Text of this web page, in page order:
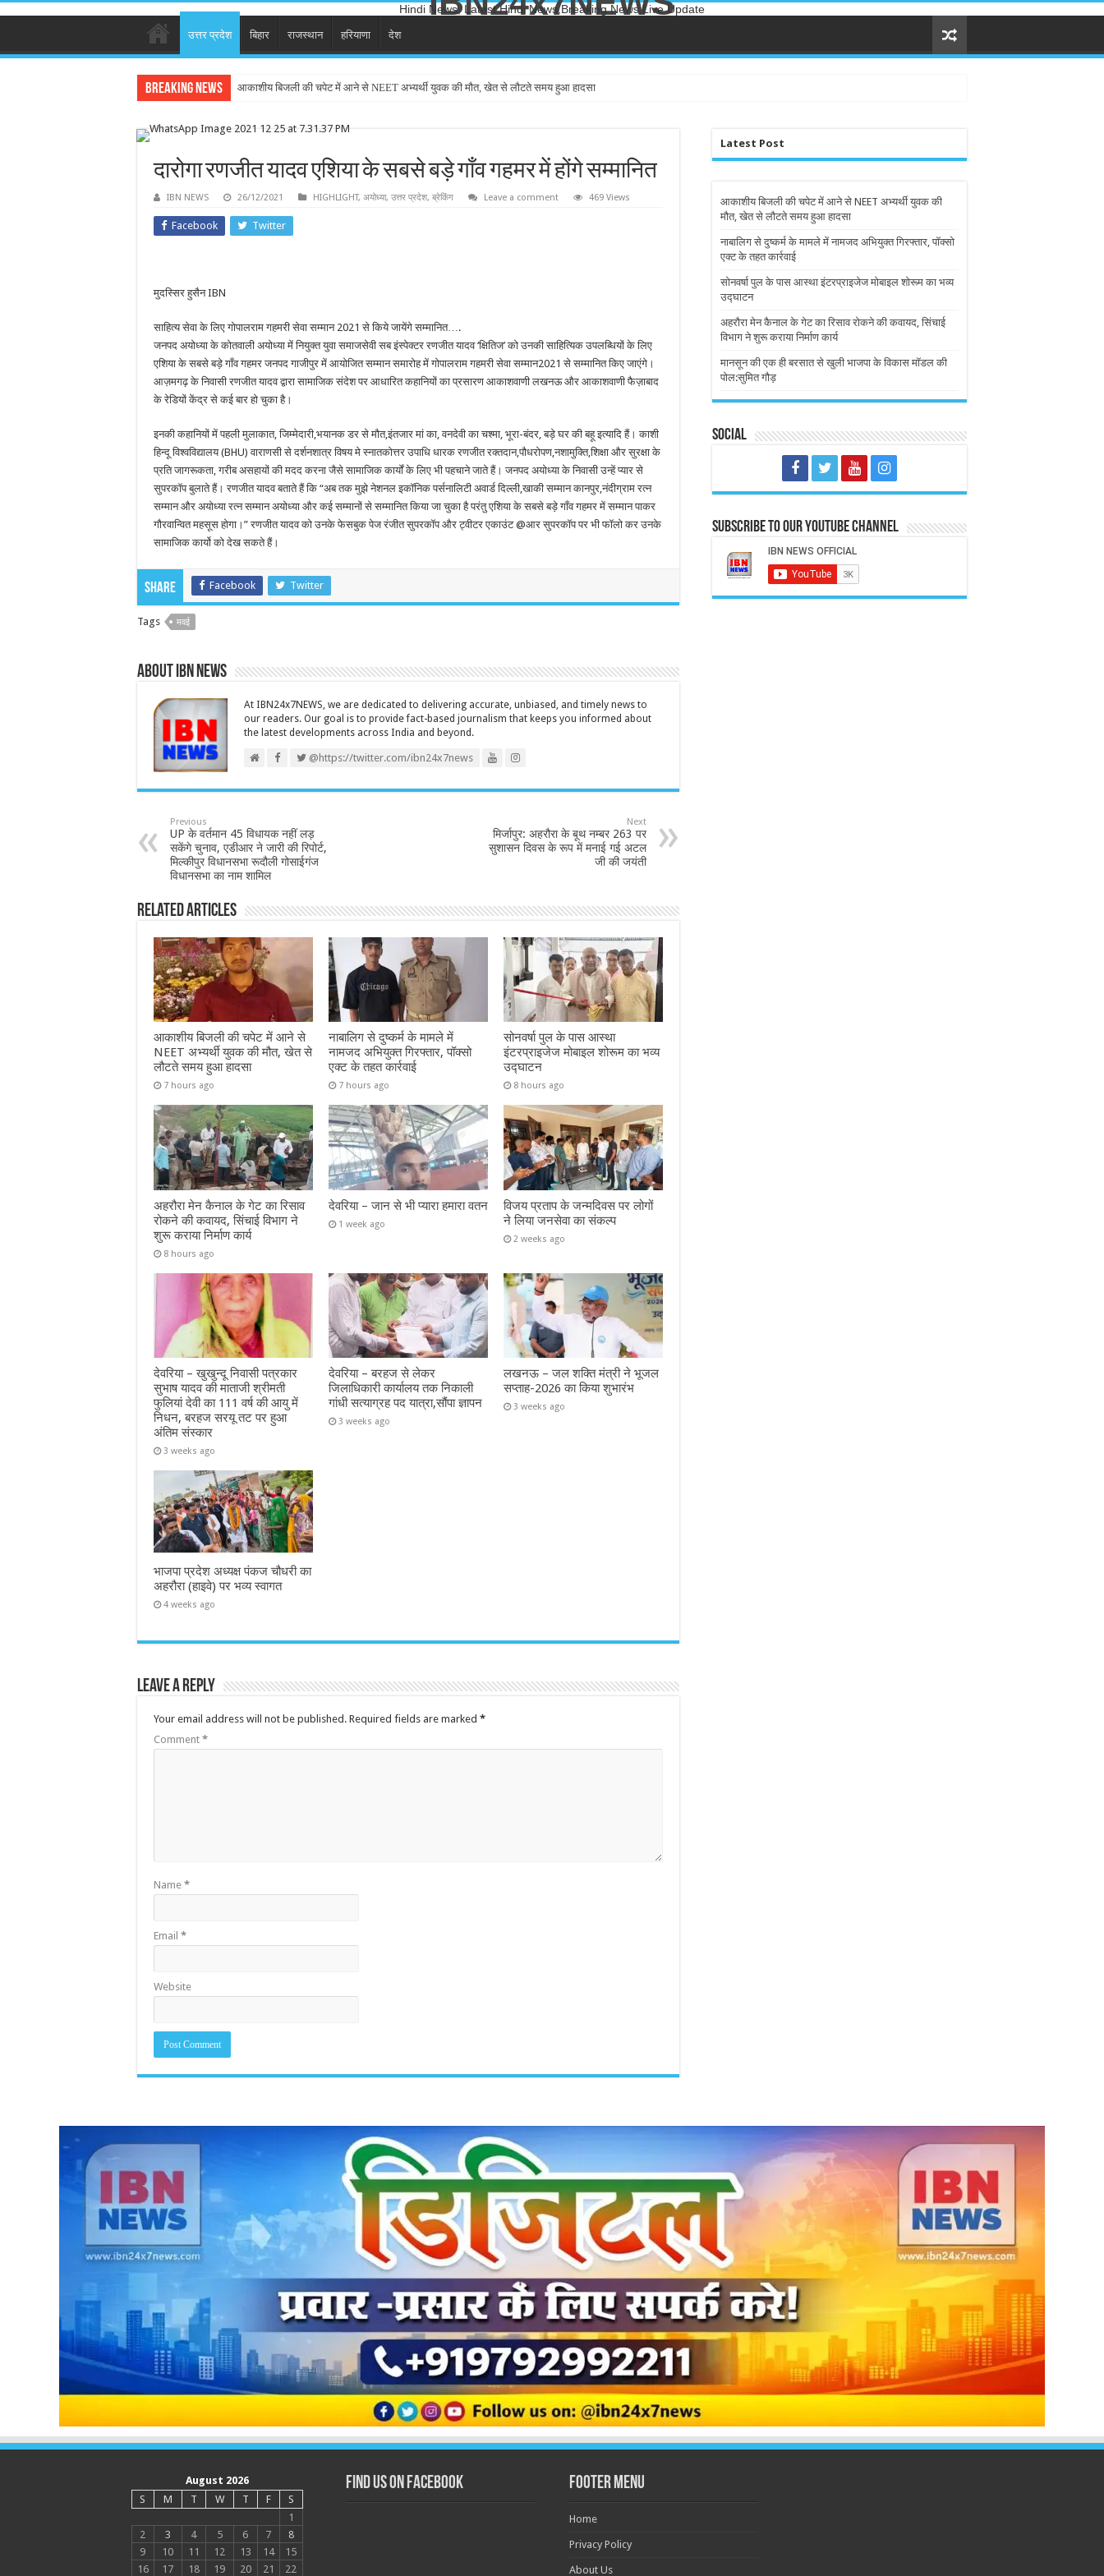
Hindi News, Latest Hindi News,Breaking News,Live Update
उत्तर प्रदेश बिहार राजस्थान हरियाणा देश
Breaking News आकाशीय बिजली की चपेट में आने से NEET अभ्यर्थी युवक की मौत, खेत से लौटते समय हुआ हादसा
दारोगा रणजीत यादव एशिया के सबसे बड़े गाँव गहमर में होंगे सम्मानित
IBN NEWS 26/12/2021 HIGHLIGHT, अयोध्या, उत्तर प्रदेश, ब्रेकिंग Leave a comment 469 Views
Facebook Twitter
मुदस्सिर हुसैन IBN
साहित्य सेवा के लिए गोपालराम गहमरी सेवा सम्मान 2021 से किये जायेंगे सम्मानित….
जनपद अयोध्या के कोतवाली अयोध्या में नियुक्त युवा समाजसेवी सब इंस्पेक्टर रणजीत यादव ‘क्षितिज’ को उनकी साहित्यिक उपलब्धियों के लिए
एशिया के सबसे बड़े गाँव गहमर जनपद गाजीपुर में आयोजित सम्मान समारोह में गोपालराम गहमरी सेवा सम्मान2021 से सम्मानित किए जाएंगे।
आज़मगढ़ के निवासी रणजीत यादव द्वारा सामाजिक संदेश पर आधारित कहानियों का प्रसारण आकाशवाणी लखनऊ और आकाशवाणी फैज़ाबाद
के रेडियों केंद्र से कई बार हो चुका है।
इनकी कहानियों में पहली मुलाकात, जिम्मेदारी,भयानक डर से मौत,इंतजार मां का, वनदेवी का चश्मा, भूरा-बंदर, बड़े घर की बहू इत्यादि हैं। काशी
हिन्दू विश्वविद्यालय (BHU) वाराणसी से दर्शनशात्र विषय मे स्नातकोत्तर उपाधि धारक रणजीत रक्तदान,पौधरोपण,नशामुक्ति,शिक्षा और सुरक्षा के
प्रति जागरूकता, गरीब असहायों की मदद करना जैसे सामाजिक कार्यों के लिए भी पहचाने जाते हैं। जनपद अयोध्या के निवासी उन्हें प्यार से
सुपरकॉप बुलाते हैं। रणजीत यादव बताते हैं कि “अब तक मुझे नेशनल इकॉनिक पर्सनालिटी अवार्ड दिल्ली,खाकी सम्मान कानपुर,नंदीग्राम रत्न
सम्मान और अयोध्या रत्न सम्मान अयोध्या और कई सम्मानों से सम्मानित किया जा चुका है परंतु एशिया के सबसे बड़े गाँव गहमर में सम्मान पाकर
गौरवान्वित महसूस होगा।” रणजीत यादव को उनके फेसबुक पेज रंजीत सुपरकॉप और ट्वीटर एकाउंट @आर सुपरकॉप पर भी फॉलो कर उनके
सामाजिक कार्यो को देख सकते हैं।
Share Facebook Twitter
Tags मवई
About IBN NEWS
At IBN24x7NEWS, we are dedicated to delivering accurate, unbiased, and timely news to
our readers. Our goal is to provide fact-based journalism that keeps you informed about
the latest developments across India and beyond.
@https://twitter.com/ibn24x7news
Previous
UP के वर्तमान 45 विधायक नहीं लड़
सकेंगे चुनाव, एडीआर ने जारी की रिपोर्ट,
मिल्कीपुर विधानसभा रूदौली गोसाईगंज
विधानसभा का नाम शामिल
Next
मिर्जापुर: अहरौरा के बूथ नम्बर 263 पर
सुशासन दिवस के रूप में मनाई गई अटल
जी की जयंती
Related Articles
आकाशीय बिजली की चपेट में आने से
NEET अभ्यर्थी युवक की मौत, खेत से
लौटते समय हुआ हादसा
7 hours ago
नाबालिग से दुष्कर्म के मामले में
नामजद अभियुक्त गिरफ्तार, पॉक्सो
एक्ट के तहत कार्रवाई
7 hours ago
सोनवर्षा पुल के पास आस्था
इंटरप्राइजेज मोबाइल शोरूम का भव्य
उद्घाटन
8 hours ago
अहरौरा मेन कैनाल के गेट का रिसाव
रोकने की कवायद, सिंचाई विभाग ने
शुरू कराया निर्माण कार्य
8 hours ago
देवरिया – जान से भी प्यारा हमारा वतन
1 week ago
विजय प्रताप के जन्मदिवस पर लोगों
ने लिया जनसेवा का संकल्प
2 weeks ago
देवरिया – खुखुन्दू निवासी पत्रकार
सुभाष यादव की माताजी श्रीमती
फुलियां देवी का 111 वर्ष की आयु में
निधन, बरहज सरयू तट पर हुआ
अंतिम संस्कार
3 weeks ago
देवरिया – बरहज से लेकर
जिलाधिकारी कार्यालय तक निकाली
गांधी सत्याग्रह पद यात्रा,सौंपा ज्ञापन
3 weeks ago
लखनऊ – जल शक्ति मंत्री ने भूजल
सप्ताह-2026 का किया शुभारंभ
3 weeks ago
भाजपा प्रदेश अध्यक्ष पंकज चौधरी का
अहरौरा (हाइवे) पर भव्य स्वागत
4 weeks ago
Leave a Reply
Your email address will not be published. Required fields are marked *
Comment *
Name *
Email *
Website
Latest Post
आकाशीय बिजली की चपेट में आने से NEET अभ्यर्थी युवक की
मौत, खेत से लौटते समय हुआ हादसा
नाबालिग से दुष्कर्म के मामले में नामजद अभियुक्त गिरफ्तार, पॉक्सो
एक्ट के तहत कार्रवाई
सोनवर्षा पुल के पास आस्था इंटरप्राइजेज मोबाइल शोरूम का भव्य
उद्घाटन
अहरौरा मेन कैनाल के गेट का रिसाव रोकने की कवायद, सिंचाई
विभाग ने शुरू कराया निर्माण कार्य
मानसून की एक ही बरसात से खुली भाजपा के विकास मॉडल की
पोल:सुमित गौड़
Social
Subscribe to our Youtube Channel
August 2026
S
M T W T F
S
1
2
3 4 5 6 7
8
9
10 11 12 13 14
15
16
17 18 19 20 21 22
Find us on Facebook Footer Menu
Home
Privacy Policy
About Us